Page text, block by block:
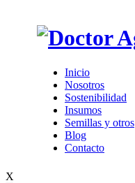
Inicio
Nosotros
Sostenibilidad
Insumos
Semillas y otros
Blog
Contacto
X